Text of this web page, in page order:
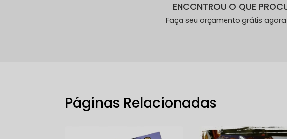
ENCONTROU O QUE
Faça seu orçamento grátis
Páginas Relacionadas